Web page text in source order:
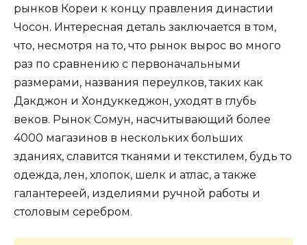
рынков Кореи к концу правления династии
Чосон. Интересная деталь заключается в том,
что, несмотря на то, что рынок вырос во много
раз по сравнению с первоначальными
размерами, названия переулков, таких как
Дакджон и Хондуккеджон, уходят в глубь
веков. Рынок Сомун, насчитывающий более
4000 магазинов в нескольких больших
зданиях, славится тканями и текстилем, будь то
одежда, лен, хлопок, шелк и атлас, а также
галантереей, изделиями ручной работы и
столовым серебром.